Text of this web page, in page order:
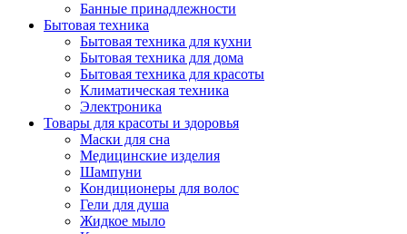
Банные принадлежности
Бытовая техника
Бытовая техника для кухни
Бытовая техника для дома
Бытовая техника для красоты
Климатическая техника
Электроника
Товары для красоты и здоровья
Маски для сна
Медицинские изделия
Шампуни
Кондиционеры для волос
Гели для душа
Жидкое мыло